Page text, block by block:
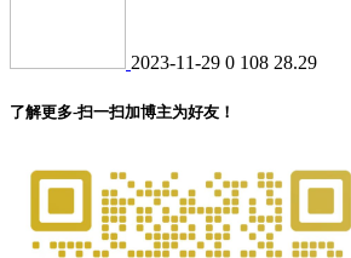
2023-11-29 0 108 28.29
了解更多-扫一扫加博主为好友！